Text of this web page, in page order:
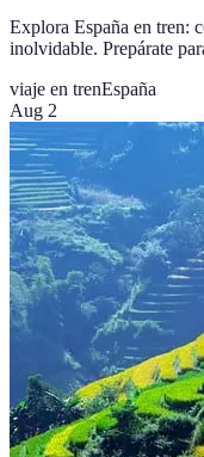
Explora España en tren:
inolvidable. Prepárate
viaje en trenEspaña
Aug 2